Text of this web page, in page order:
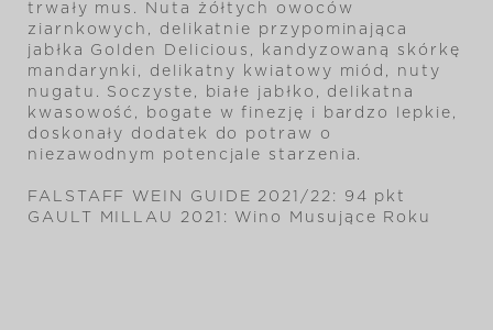
trwały mus.
Nuta żółtych owoców
ziarnkowych, delikatnie przypominająca
jabłka Golden Delicious, kandyzowaną skórkę
mandarynki, delikatny kwiatowy miód, nuty
nugatu. Soczyste, białe jabłko, delikatna
kwasowość, bogate w finezję i bardzo lepkie,
doskonały dodatek do potraw o
niezawodnym potencjale starzenia.
FALSTAFF WEIN GUIDE 2021/22: 94 pkt
GAULT MILLAU 2021: Wino Musujące Roku